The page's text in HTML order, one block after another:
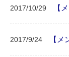
2017/10/29 【
2017/9/24 【